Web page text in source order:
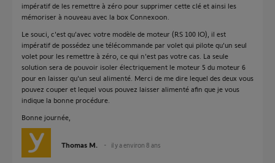
impératif de les remettre à zéro pour supprimer cette clé et ainsi les
mémoriser à nouveau avec la box Connexoon.
Le souci, c'est qu'avec votre modèle de moteur (RS 100 IO), il est
impératif de possédez une télécommande par volet qui pilote qu'un seul
volet pour les remettre à zéro, ce qui n'est pas votre cas. La seule
solution sera de pouvoir isoler électriquement le moteur 5 du moteur 6
pour en laisser qu'un seul alimenté. Merci de me dire lequel des deux vous
pouvez couper et lequel vous pouvez laisser alimenté afin que je vous
indique la bonne procédure.
Bonne journée,
Thomas M. il y a environ 8 ans